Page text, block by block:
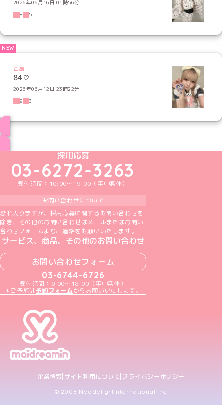
2026年06月16日 01時56分
8
5
こあ
84♡
2026年06月12日 23時22分
9
3
めいどりーみんTikTok公式アカウント
めいどりーみんX公式アカウント
めいどりーみんInstagram公式アカウント
めいどりーみんFacebook公式アカウン
めいどりーみんYouTube公式アカ
採用応募
03-6272-3263
受付時間：10:00～19:00（年中無休）
お問い合わせについて
恐れ入りますが、採用応募に関するお問い合わせを
除き、その他のお問い合わせはメールまたはお問い
合わせフォームよりご連絡をお願いいたします。
サービス、商品、その他のお問い合わせ
お問い合わせフォーム
03-6744-6726
受付時間：9:00～18:00（年中無休）
＊ご予約は予約フォームからお願いいたします。
企業情報 サイト利用について プライバシーポリシー
© 2008 Neodelightinternational Inc.